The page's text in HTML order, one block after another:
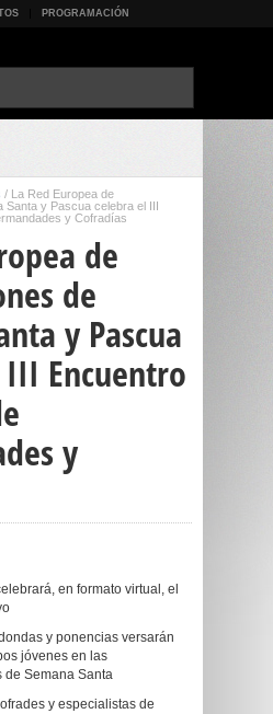
PROGRAMACIÓN
/ La Red Europea de
Santa y Pascua celebra el III
y Cofradías
de
de
y Pascua
Encuentro
y
en formato virtual, el
y ponencias versarán
jóvenes en las
de Semana Santa
y especialistas de